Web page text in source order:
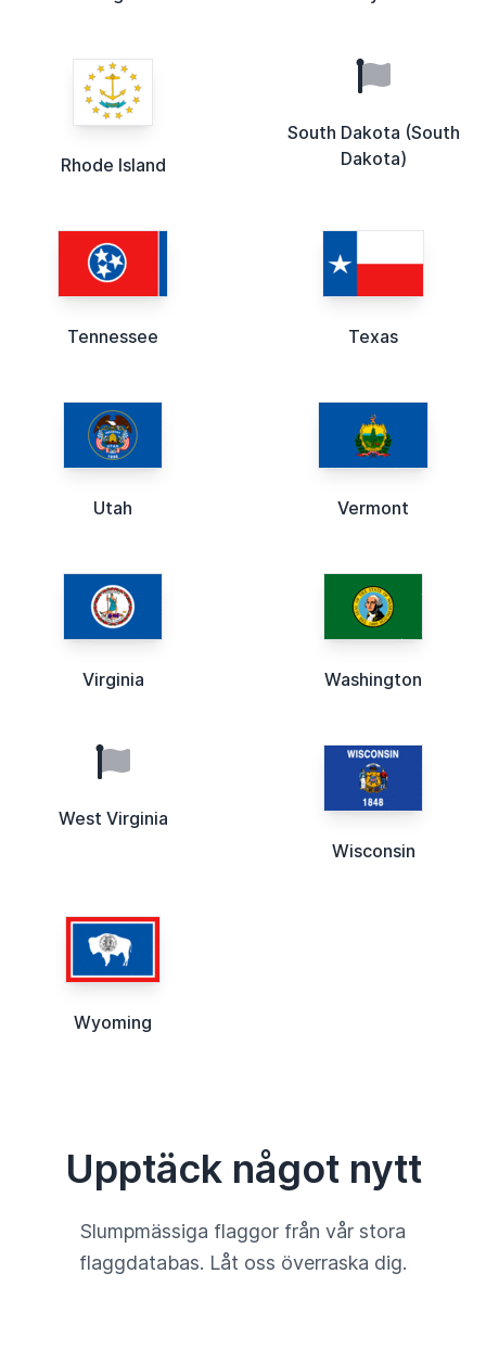
Rhode Island
South Dakota (South
Dakota)
Tennessee Texas
Utah Vermont
Virginia Washington
West Virginia
Wisconsin
Wyoming
Upptäck något nytt
Slumpmässiga flaggor från vår stora
flaggdatabas. Låt oss överraska dig.